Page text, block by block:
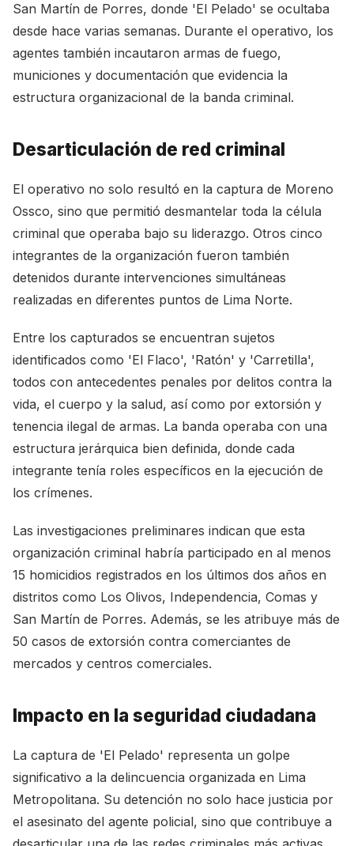
San Martín de Porres, donde 'El Pelado' se ocultaba
desde hace varias semanas. Durante el operativo, los
agentes también incautaron armas de fuego,
municiones y documentación que evidencia la
estructura organizacional de la banda criminal.
Desarticulación de red criminal
El operativo no solo resultó en la captura de Moreno
Ossco, sino que permitió desmantelar toda la célula
criminal que operaba bajo su liderazgo. Otros cinco
integrantes de la organización fueron también
detenidos durante intervenciones simultáneas
realizadas en diferentes puntos de Lima Norte.
Entre los capturados se encuentran sujetos
identificados como 'El Flaco', 'Ratón' y 'Carretilla',
todos con antecedentes penales por delitos contra la
vida, el cuerpo y la salud, así como por extorsión y
tenencia ilegal de armas. La banda operaba con una
estructura jerárquica bien definida, donde cada
integrante tenía roles específicos en la ejecución de
los crímenes.
Las investigaciones preliminares indican que esta
organización criminal habría participado en al menos
15 homicidios registrados en los últimos dos años en
distritos como Los Olivos, Independencia, Comas y
San Martín de Porres. Además, se les atribuye más de
50 casos de extorsión contra comerciantes de
mercados y centros comerciales.
Impacto en la seguridad ciudadana
La captura de 'El Pelado' representa un golpe
significativo a la delincuencia organizada en Lima
Metropolitana. Su detención no solo hace justicia por
el asesinato del agente policial, sino que contribuye a